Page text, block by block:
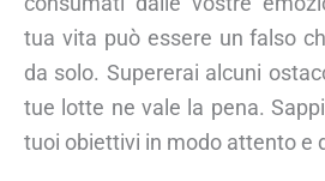
tua vita può essere un falso
da solo. Supererai alcuni
tue lotte ne vale la pena.
tuoi obiettivi in modo attento e